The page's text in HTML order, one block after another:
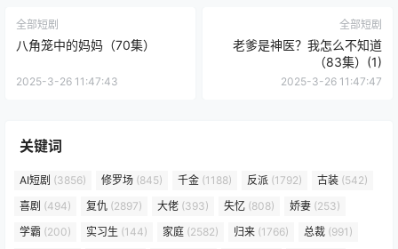
全部短剧
八角笼中的妈妈（70集）
2025-3-26 11:47:43
全部短剧
老爹是神医？我怎么不知道
（83集）(1)
2025-3-26 11:47:47
关键词
AI短剧 (3856) 修罗场 (845) 千金 (1188) 反派 (1792) 古装 (542)
喜剧 (494) 复仇 (2897) 大佬 (393) 失忆 (808) 娇妻 (253)
学霸 (200) 实习生 (144) 家庭 (2582) 归来 (1766) 总裁 (991)